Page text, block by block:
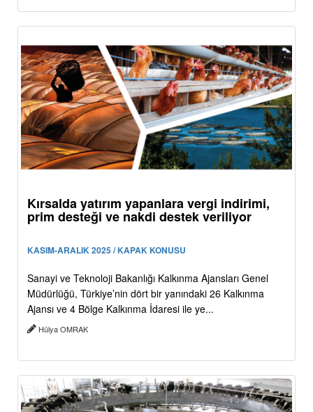
Kırsalda yatırım yapanlara vergi indirimi,
prim desteği ve nakdi destek veriliyor
KASIM-ARALIK 2025 / KAPAK KONUSU
Sanayi ve Teknoloji Bakanlığı Kalkınma Ajansları Genel
Müdürlüğü, Türkiye’nin dört bir yanındaki 26 Kalkınma
Ajansı ve 4 Bölge Kalkınma İdaresi ile ye...
Hülya OMRAK